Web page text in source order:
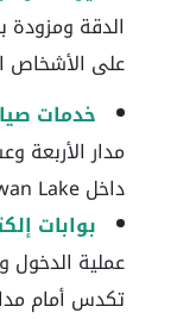
الدقة
على الأشخاص
خدمات
مدار
داخل Swan Lake .
بوابات
عملية الدخول
تكدس أمام